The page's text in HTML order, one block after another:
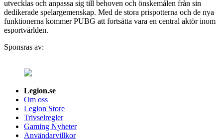
utvecklas och anpassa sig till behoven och önskemålen från sin
dedikerade spelargemenskap. Med de stora prispotterna och de nya
funktionerna kommer PUBG att fortsätta vara en central aktör inom
esportvärlden.
Sponsras av:
Legion.se
Om oss
Legion Store
Trivselregler
Gaming Nyheter
Användarvillkor